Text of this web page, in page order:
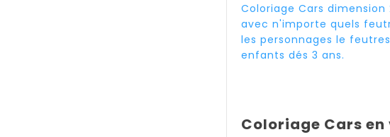
Coloriage Cars
avec n'importe quels
les personnages le
enfants dés 3 ans.
Coloriage Cars en